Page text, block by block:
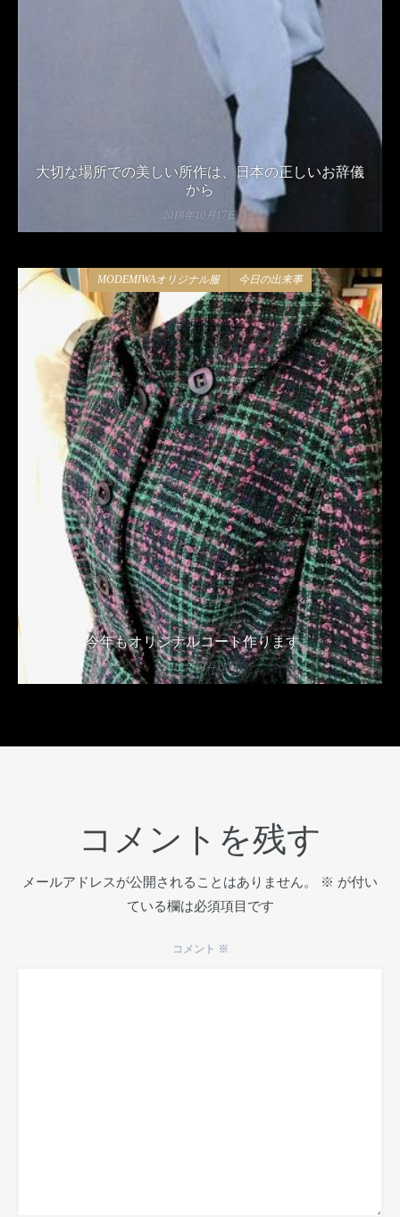
大切な場所での美しい所作は、日本の正しいお辞儀
から
2018年10月17日
MODEMIWAオリジナル服 今日の出来事
今年もオリジナルコート作ります。
2018年10月11日
コメントを残す
メールアドレスが公開されることはありません。 ※ が付い
ている欄は必須項目です
コメント ※